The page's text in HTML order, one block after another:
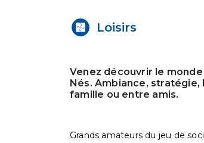
Loisirs
Venez découvrir le
Nés. Ambiance,
famille ou entre amis.
Grands amateurs du jeu de